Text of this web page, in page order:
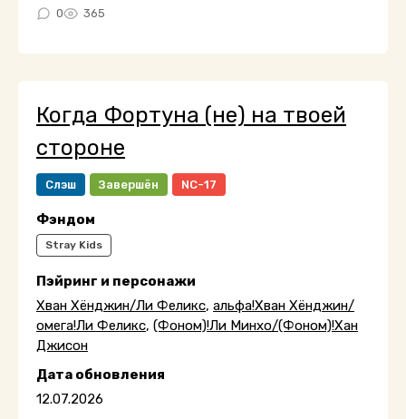
0 365
Когда Фортуна (не) на твоей
стороне
Слэш Завершён NC-17
Фэндом
Stray Kids
Пэйринг и персонажи
Хван Хёнджин/Ли Феликс, альфа!Хван Хёнджин/
омега!Ли Феликс, (Фоном)!Ли Минхо/(Фоном)!Хан
Джисон
Дата обновления
12.07.2026